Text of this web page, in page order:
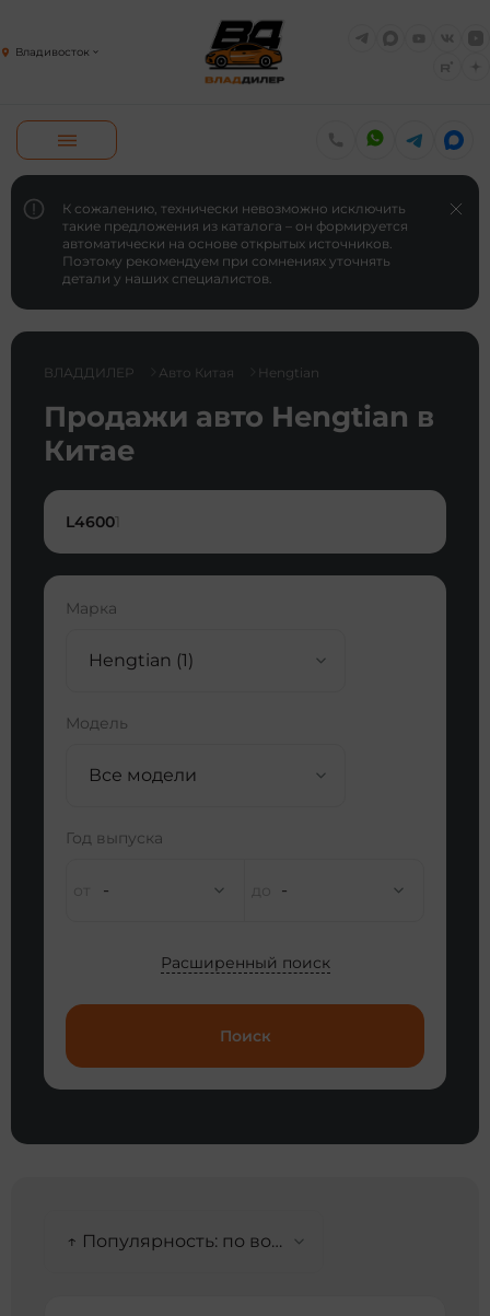
Владивосток
К сожалению, технически невозможно исключить
такие предложения из каталога – он формируется
автоматически на основе открытых источников.
Поэтому рекомендуем при сомнениях уточнять
детали у наших специалистов.
ВЛАДДИЛЕР Авто Китая Hengtian
Продажи авто Hengtian в
Китае
L46001
Марка
Hengtian (1)
Модель
Все модели
Год выпуска
- -
Расширенный поиск
Поиск
↑ Популярность: по возрастанию